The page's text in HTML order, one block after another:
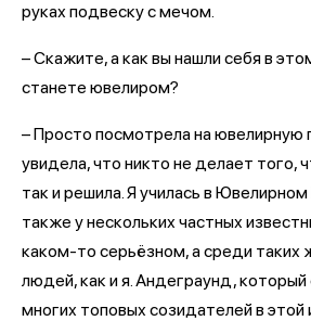
руках подвеску с мечом.
– Скажите, а как вы нашли себя в
станете ювелиром?
– Просто посмотрела на ювелирную
увидела, что никто не делает того,
так и решила. Я училась в
также у нескольких частных
каком-то серьёзном, а среди таких
людей, как и я. Андеграунд,
многих топовых созидателей в этой